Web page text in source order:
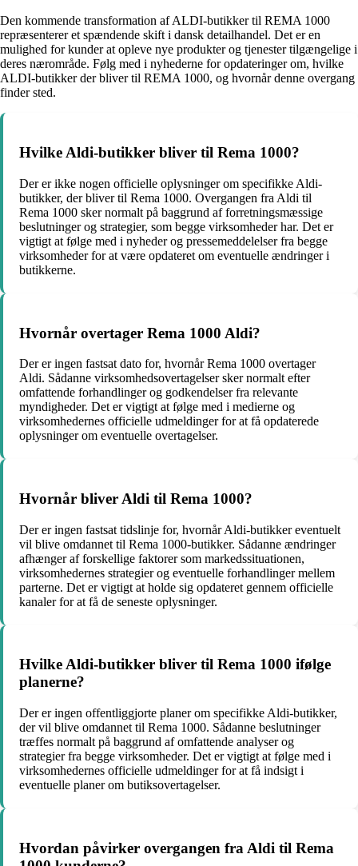
Den kommende transformation af ALDI-butikker til REMA 1000
repræsenterer et spændende skift i dansk detailhandel. Det er en
mulighed for kunder at opleve nye produkter og tjenester tilgængelige i
deres nærområde. Følg med i nyhederne for opdateringer om, hvilke
ALDI-butikker der bliver til REMA 1000, og hvornår denne overgang
finder sted.
Hvilke Aldi-butikker bliver til Rema 1000?
Der er ikke nogen officielle oplysninger om specifikke Aldi-
butikker, der bliver til Rema 1000. Overgangen fra Aldi til
Rema 1000 sker normalt på baggrund af forretningsmæssige
beslutninger og strategier, som begge virksomheder har. Det er
vigtigt at følge med i nyheder og pressemeddelelser fra begge
virksomheder for at være opdateret om eventuelle ændringer i
butikkerne.
Hvornår overtager Rema 1000 Aldi?
Der er ingen fastsat dato for, hvornår Rema 1000 overtager
Aldi. Sådanne virksomhedsovertagelser sker normalt efter
omfattende forhandlinger og godkendelser fra relevante
myndigheder. Det er vigtigt at følge med i medierne og
virksomhedernes officielle udmeldinger for at få opdaterede
oplysninger om eventuelle overtagelser.
Hvornår bliver Aldi til Rema 1000?
Der er ingen fastsat tidslinje for, hvornår Aldi-butikker eventuelt
vil blive omdannet til Rema 1000-butikker. Sådanne ændringer
afhænger af forskellige faktorer som markedssituationen,
virksomhedernes strategier og eventuelle forhandlinger mellem
parterne. Det er vigtigt at holde sig opdateret gennem officielle
kanaler for at få de seneste oplysninger.
Hvilke Aldi-butikker bliver til Rema 1000 ifølge
planerne?
Der er ingen offentliggjorte planer om specifikke Aldi-butikker,
der vil blive omdannet til Rema 1000. Sådanne beslutninger
træffes normalt på baggrund af omfattende analyser og
strategier fra begge virksomheder. Det er vigtigt at følge med i
virksomhedernes officielle udmeldinger for at få indsigt i
eventuelle planer om butiksovertagelser.
Hvordan påvirker overgangen fra Aldi til Rema